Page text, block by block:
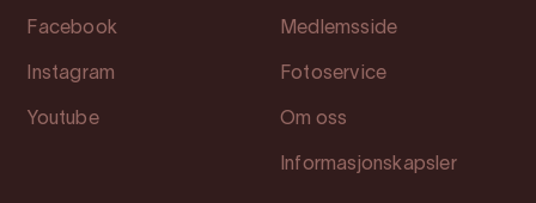
Facebook
Instagram
Youtube
Medlemsside
Fotoservice
Om oss
Informasjonskapsler